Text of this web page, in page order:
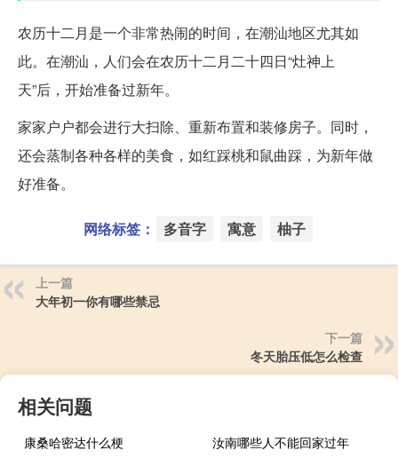
农历十二月是一个非常热闹的时间，在潮汕地区尤其如
此。在潮汕，人们会在农历十二月二十四日“灶神上
天”后，开始准备过新年。
家家户户都会进行大扫除、重新布置和装修房子。同时，
还会蒸制各种各样的美食，如红踩桃和鼠曲踩，为新年做
好准备。
网络标签： 多音字 寓意 柚子
上一篇
大年初一你有哪些禁忌
下一篇
冬天胎压低怎么检查
相关问题
康桑哈密达什么梗
汝南哪些人不能回家过年